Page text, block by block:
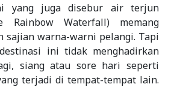
yang juga disebur air terjun
Rainbow Waterfall) memang
sajian warna-warni pelangi. Tapi
ini tidak menghadirkan
siang atau sore hari seperti
terjadi di tempat-tempat lain.